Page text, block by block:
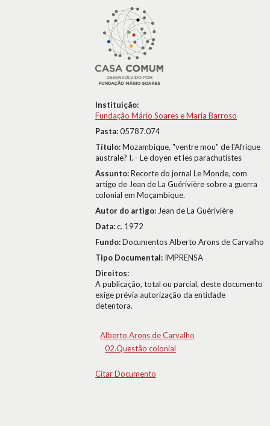
Instituição:
Fundação Mário Soares e Maria Barroso
Pasta:05787.074
Título:Mozambique, "ventre mou" de l'Afrique
australe? I. - Le doyen et les parachutistes
Assunto:Recorte do jornal Le Monde, com
artigo de Jean de La Guérivière sobre a guerra
colonial em Moçambique.
Autor do artigo: Jean de La Guérivière
Data:c. 1972
Fundo:Documentos Alberto Arons de Carvalho
Tipo Documental: IMPRENSA
Direitos:
A publicação, total ou parcial, deste documento
exige prévia autorização da entidade
detentora.
Alberto Arons de Carvalho
02.Questão colonial
Citar Documento